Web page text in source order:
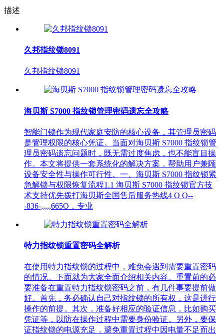
描述
久邦指纹锁8091
久邦指纹锁8091
海贝斯 S7000 指纹锁管理密码遗忘全攻略
智能门锁作为现代家庭安防的核心设备，其管理员密码
是管理权限的核心凭证。当面对海贝斯 S7000 指纹锁管
理员密码遗忘问题时，既无需过度焦虑，也不能盲目操
作。本文将提供一套系统化的解决方案，帮助用户兼顾
设备安全性与操作可行性。一、海贝斯 S7000 指纹锁紧
急解锁与权限恢复流程1.1 海贝斯 S7000 指纹锁官方技
术支持优先拨打海贝斯全国售后服务热线4 O O--
-836-,,,,,665O，专业
特力指纹锁重置密码全解析
在使用特力指纹锁的过程中，难免会遇到需要重置密码
的情况。下面就为大家全面介绍相关内容。重置前的必
要准备在重置特力指纹锁密码之前，有几件事要提前做
好。首先，务必确认自己对指纹锁的所有权，这是进行
操作的前提。其次，准备好相应的验证信息，比如购买
凭证等，以防在操作过程中需要身份验证。另外，要保
证指纹锁的电源充足，避免重置过程中因电量不足而出